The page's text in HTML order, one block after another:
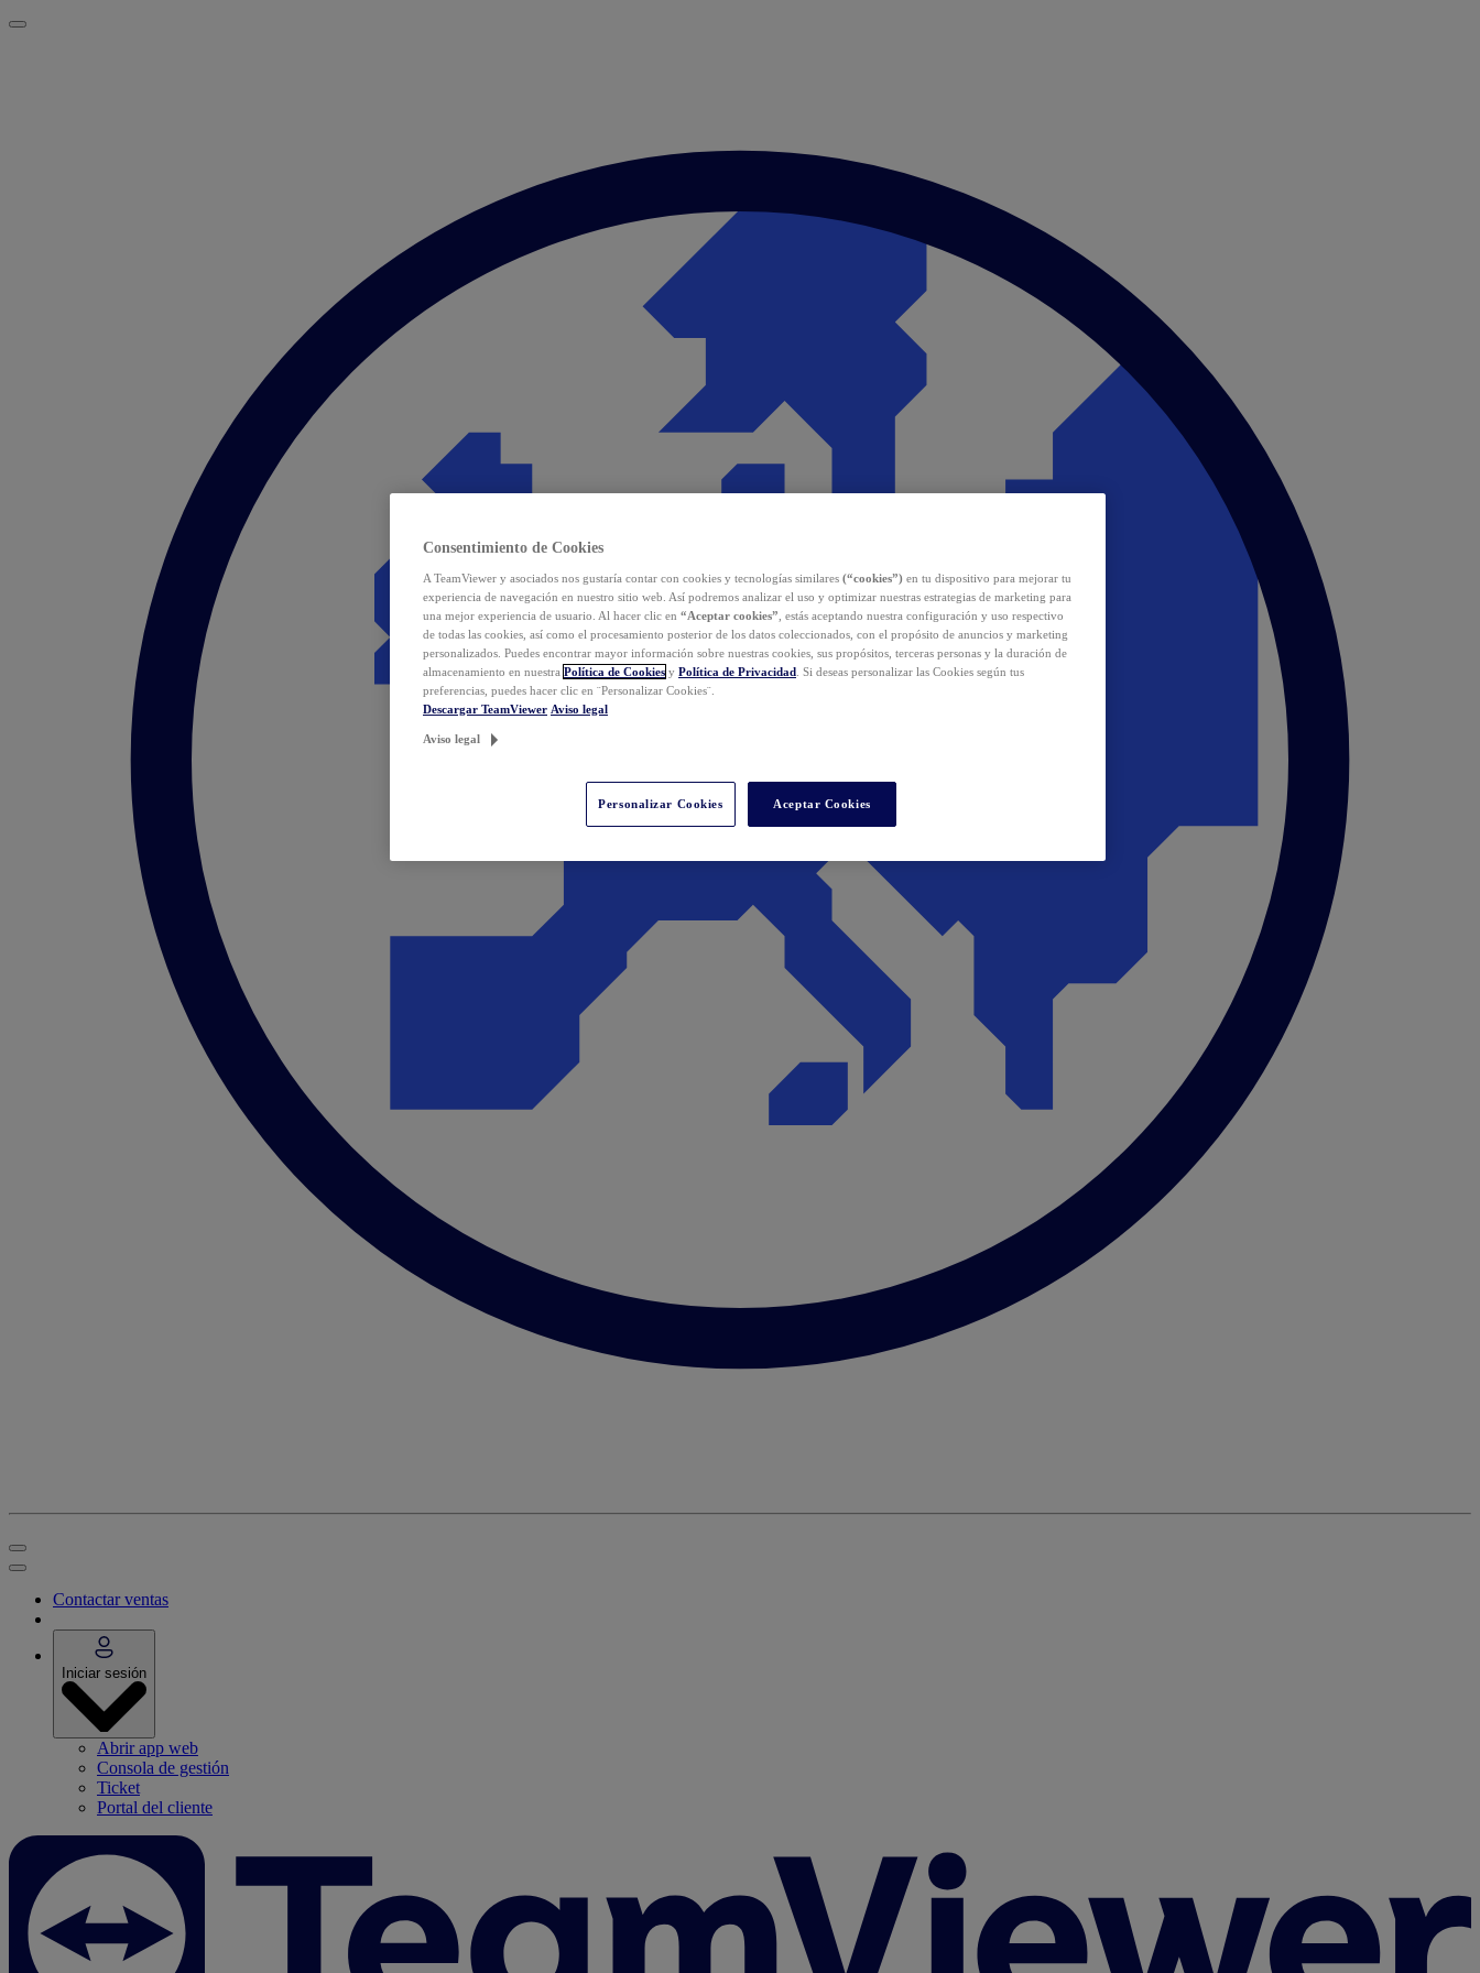
Contactar ventas
Iniciar sesión
Abrir app web
Consola de gestión
Ticket
Portal del cliente
Consentimiento de Cookies
A TeamViewer y asociados nos gustaría contar con cookies y tecnologías similares (“cookies”) en tu dispositivo para mejorar tu
experiencia de navegación en nuestro sitio web. Así podremos analizar el uso y optimizar nuestras estrategias de marketing para
una mejor experiencia de usuario. Al hacer clic en “Aceptar cookies” , estás aceptando nuestra configuración y uso respectivo
de todas las cookies, así como el procesamiento posterior de los datos coleccionados, con el propósito de anuncios y marketing
personalizados. Puedes encontrar mayor información sobre nuestras cookies, sus propósitos, terceras personas y la duración de
almacenamiento en nuestra Política de Cookies y Política de Privacidad . Si deseas personalizar las Cookies según tus
preferencias, puedes hacer clic en ¨Personalizar Cookies¨.
Descargar TeamViewer Aviso legal
Aviso legal
Personalizar Cookies Aceptar Cookies